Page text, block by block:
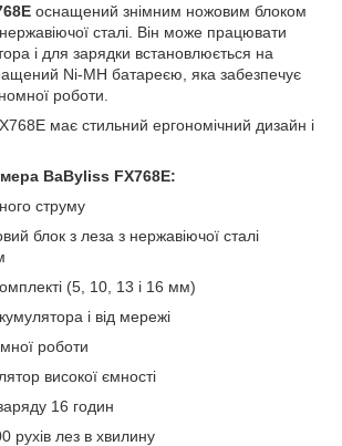
оснащений знімним ножовим блоком
сталі. Він може працювати
і для зарядки встановлюється на
Ni-MH батареєю, яка забезпечує
роботи.
має стильний ергономічний дизайн і
BaByliss FX768E:
струму
блок з леза з нержавіючої сталі
(5, 10, 13 і 16 мм)
і від мережі
роботи
високої ємності
16 годин
рухів лез в хвилину